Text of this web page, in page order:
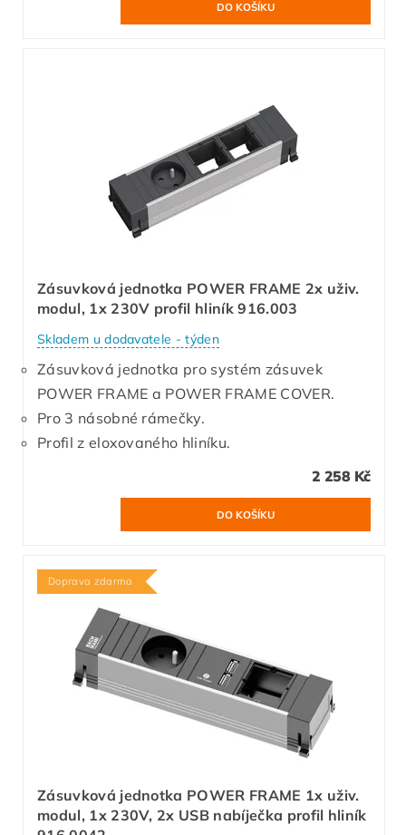
Zásuvková jednotka POWER FRAME 2x uživ.
modul, 1x 230V profil hliník 916.003
Skladem u dodavatele - týden
Zásuvková jednotka pro systém zásuvek
POWER FRAME a POWER FRAME COVER.
Pro 3 násobné rámečky.
Profil z eloxovaného hliníku.
2 258 Kč
Doprava zdarma
Zásuvková jednotka POWER FRAME 1x uživ.
modul, 1x 230V, 2x USB nabíječka profil hliník